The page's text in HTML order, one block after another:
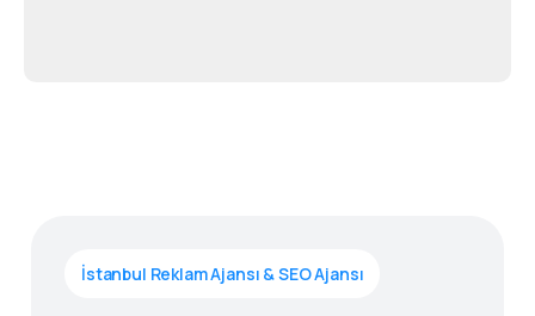
İstanbul Reklam Ajansı & SEO Ajansı